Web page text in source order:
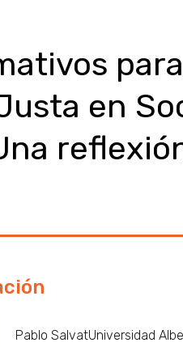
para
en
Pablo SalvatUniversidad